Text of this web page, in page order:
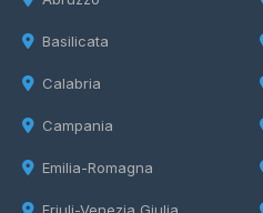
Basilicata
Calabria
Campania
Emilia-Romagna